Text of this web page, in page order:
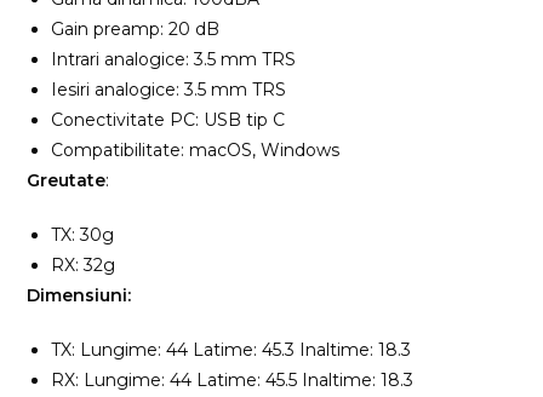
Gain preamp: 20 dB
Intrari analogice: 3.5 mm TRS
Iesiri analogice: 3.5 mm TRS
Conectivitate PC: USB tip C
Compatibilitate: macOS, Windows
Greutate:
TX: 30g
RX: 32g
Dimensiuni:
TX: Lungime: 44 Latime: 45.3 Inaltime: 18.3
RX: Lungime: 44 Latime: 45.5 Inaltime: 18.3